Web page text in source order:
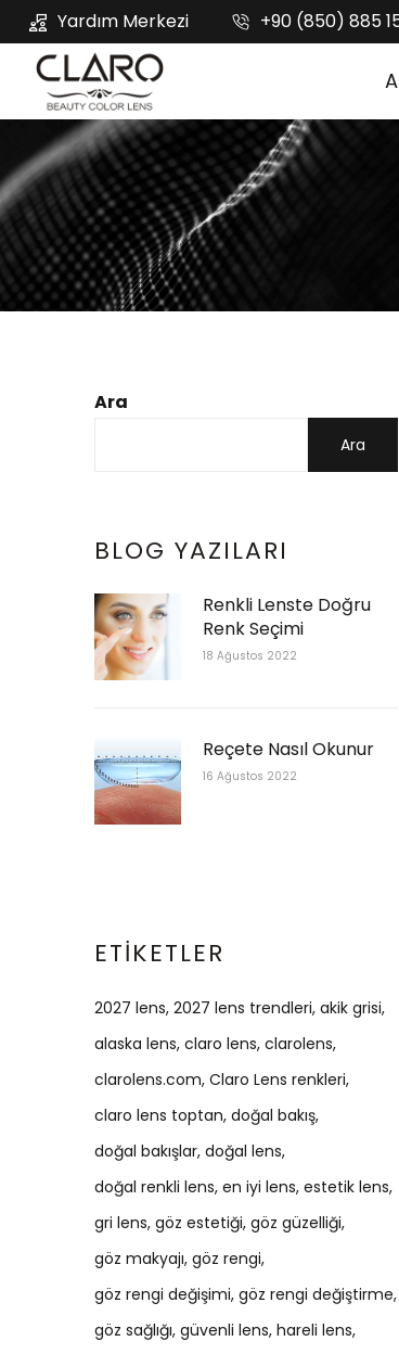
Yardım Merkezi +90 (850) 885
Ara
Ara
BLOG YAZILARI
Renkli Lenste Doğru
Renk Seçimi
18 Ağustos 2022
Reçete Nasıl Okunur
16 Ağustos 2022
ETIKETLER
2027 lens 2027 lens trendleri akik grisi
alaska lens claro lens clarolens
clarolens.com Claro Lens renkleri
claro lens toptan doğal bakış
doğal bakışlar doğal lens
doğal renkli lens en iyi lens estetik lens
gri lens göz estetiği göz güzelliği
göz makyajı göz rengi
göz rengi değişimi göz rengi değiştirme
göz sağlığı güvenli lens hareli lens